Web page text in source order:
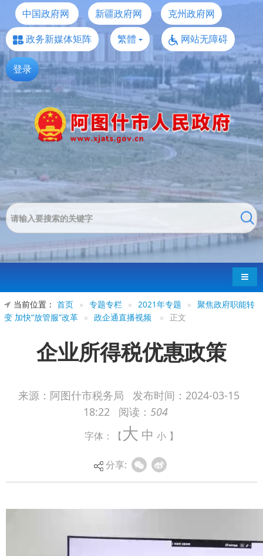
中国政府网 新疆政府网
克州政府网
政务新媒体矩阵
繁體 网站无障碍
登录
导航
当前位置： 首页 » 专题专栏 » 2021年专题 » 聚焦政府职能转
变 加快“放管服”改革 » 政企通直播视频 » 正文
企业所得税优惠政策
来源：阿图什市税务局 发布时间： 2024-03-15
18:22
阅读： 504
字体：【大 中 小 】
分享: